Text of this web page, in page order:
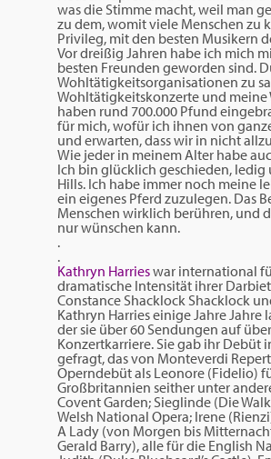
was die Stimme macht, weil man
zu dem, womit viele Menschen zu
Privileg, mit den besten Musikern
Vor dreißig Jahren habe ich mich
besten Freunden geworden sind.
Wohltätigkeitsorganisationen zu
Wohltätigkeitskonzerte und meine
haben rund 700.000 Pfund
für mich, wofür ich ihnen von
und erwarten, dass wir in nicht
Wie jeder in meinem Alter habe
Ich bin glücklich geschieden,
Hills. Ich habe immer noch meine
ein eigenes Pferd zuzulegen. Das
Menschen wirklich berühren, und
nur wünschen kann.
.
.
Kathryn Harrieswar international
dramatische Intensität ihrer
Constance Shacklock Shacklock
Kathryn Harries einige Jahre
der sie über 60 Sendungen auf
Konzertkarriere. Sie gab ihr Debüt
gefragt, das von Monteverdi
Operndebüt als Leonore (Fidelio)
Großbritannien seither unter
Covent Garden; Sieglinde (Die
Welsh National Opera; Irene
A Lady (von Morgen bis
Gerald Barry), alle für die English